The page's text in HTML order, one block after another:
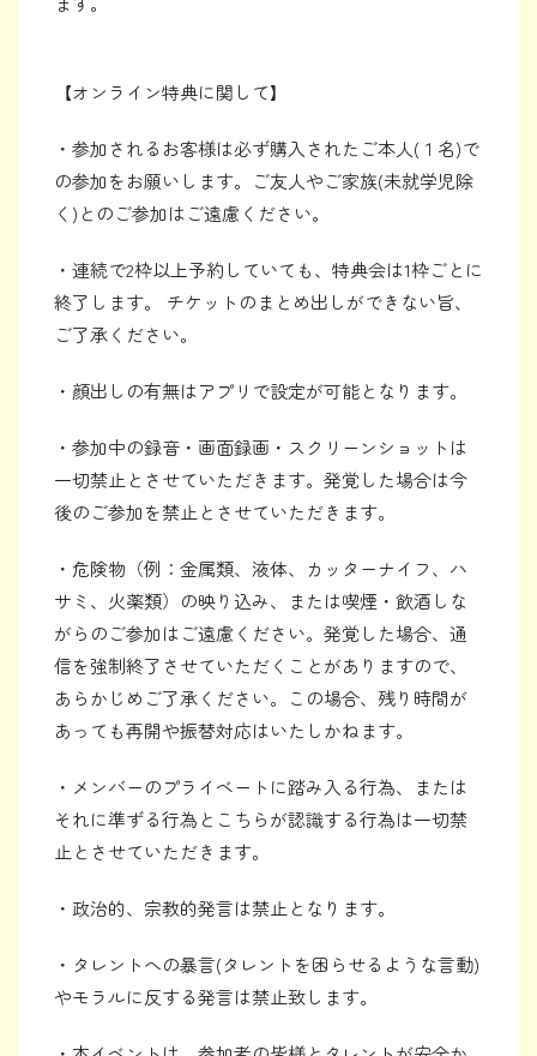
【オンライン特典に関して】
・参加されるお客様は必ず購入されたご本人(１名)で
の参加をお願いします。ご友人やご家族(未就学児除
く)とのご参加はご遠慮ください。
・連続で2枠以上予約していても、特典会は1枠ごとに
終了します。 チケットのまとめ出しができない旨、
ご了承ください。
・顔出しの有無はアプリで設定が可能となります。
・参加中の録音・画面録画・スクリーンショットは
一切禁止とさせていただきます。発覚した場合は今
後のご参加を禁止とさせていただきます。
・危険物（例：金属類、液体、カッターナイフ、ハ
サミ、火薬類）の映り込み、または喫煙・飲酒しな
がらのご参加はご遠慮ください。発覚した場合、通
信を強制終了させていただくことがありますので、
あらかじめご了承ください。この場合、残り時間が
あっても再開や振替対応はいたしかねます。
・メンバーのプライベートに踏み入る行為、または
それに準ずる行為とこちらが認識する行為は一切禁
止とさせていただきます。
・政治的、宗教的発言は禁止となります。
・タレントへの暴言(タレントを困らせるような言動)
やモラルに反する発言は禁止致します。